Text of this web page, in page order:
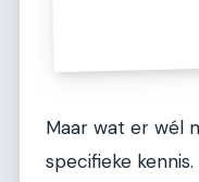
Maar wat er wél
specifieke